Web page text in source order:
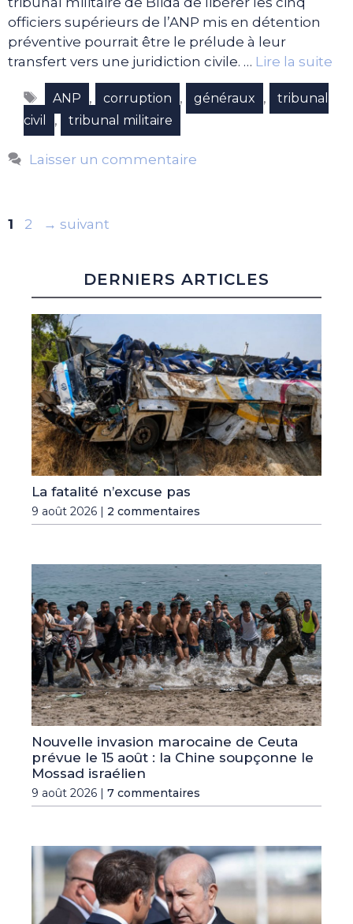
officiers supérieurs de l’ANP mis en détention
préventive pourrait être le prélude à leur
transfert vers une juridiction civile. … Lire la suite
Étiquettes
ANP , corruption , généraux ,
tribunal
civil
, tribunal militaire
Laisser un commentaire
Page
1 Page
2 → suivant
DERNIERS ARTICLES
La fatalité n’excuse pas
9 août 2026 | 2 commentaires
Nouvelle invasion marocaine de Ceuta
prévue le 15 août : la Chine soupçonne le
Mossad israélien
9 août 2026 | 7 commentaires